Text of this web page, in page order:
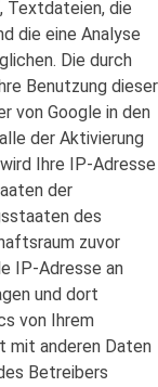
Textdateien, die
die eine Analyse
Die durch
Benutzung dieser
von Google in den
der Aktivierung
Ihre IP-Adresse
der
des
zuvor
IP-Adresse an
und dort
von Ihrem
mit anderen Daten
Betreibers